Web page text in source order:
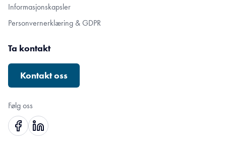
Informasjonskapsler
Personvernerklæring & GDPR
Ta kontakt
Kontakt oss
Følg oss